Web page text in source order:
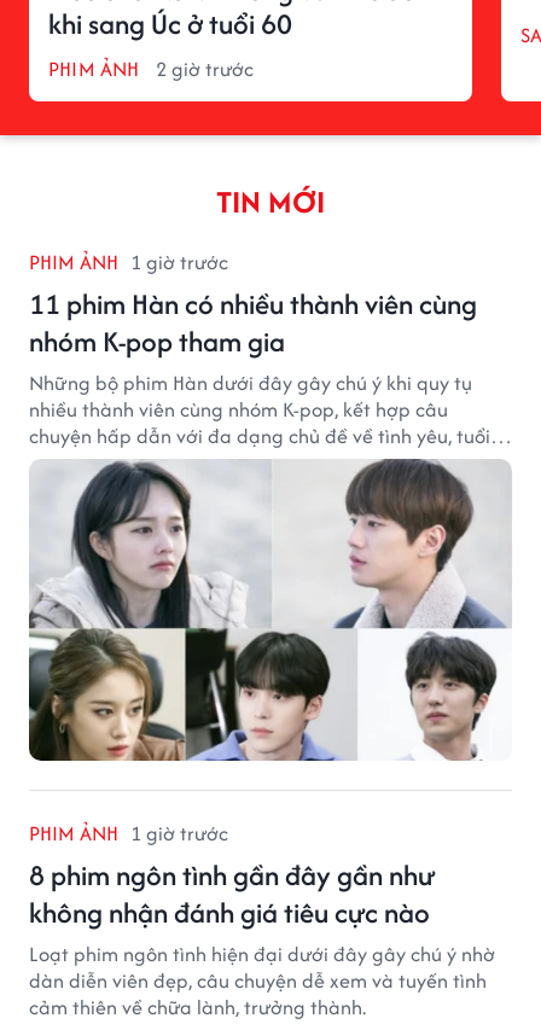
khi sang Úc ở tuổi 60
PHIM ẢNH 2 giờ trước
TIN MỚI
PHIM ẢNH 1 giờ trước
11 phim Hàn có nhiều thành viên cùng
nhóm K-pop tham gia
Những bộ phim Hàn dưới đây gây chú ý khi quy tụ
nhiều thành viên cùng nhóm K-pop, kết hợp câu
chuyện hấp dẫn với đa dạng chủ đề về tình yêu, tuổi
trẻ và ước mơ.
PHIM ẢNH 1 giờ trước
8 phim ngôn tình gần đây gần như
không nhận đánh giá tiêu cực nào
Loạt phim ngôn tình hiện đại dưới đây gây chú ý nhờ
dàn diễn viên đẹp, câu chuyện dễ xem và tuyến tình
cảm thiên về chữa lành, trưởng thành.